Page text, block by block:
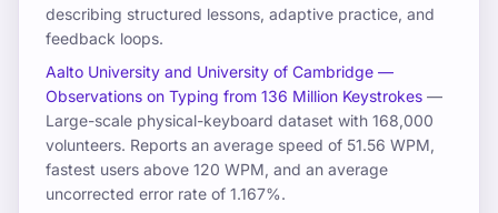
describing structured lessons, adaptive practice, and
feedback loops.
Aalto University and University of Cambridge —
Observations on Typing from 136 Million Keystrokes —
Large-scale physical-keyboard dataset with 168,000
volunteers. Reports an average speed of 51.56 WPM,
fastest users above 120 WPM, and an average
uncorrected error rate of 1.167%.